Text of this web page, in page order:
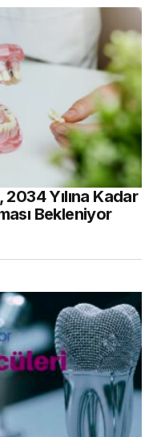
2034 Yılına Kadar
Bekleniyor